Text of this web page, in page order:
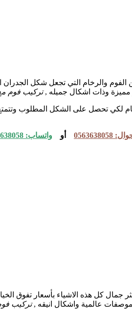
والرخام التي تجعل شكل الجدران
مميزة وذات اشكال جميله ,تركيب فوم
لكي تحصل على الشكل المطلوب
0563638058 أو واتساب: 0563638058
جمال كل هذه الاشياء بأسعار تفوق
عالمية واشكال انيقه ,تركيب